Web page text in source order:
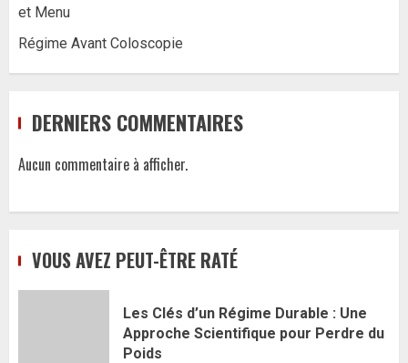
et Menu
Régime Avant Coloscopie
DERNIERS COMMENTAIRES
Aucun commentaire à afficher.
VOUS AVEZ PEUT-ÊTRE RATÉ
Les Clés d’un Régime Durable : Une
Approche Scientifique pour Perdre du
Poids